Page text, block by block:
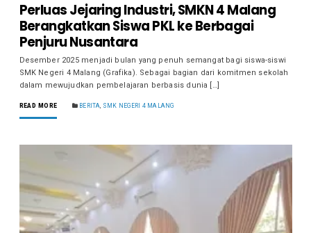
Perluas Jejaring Industri, SMKN 4 Malang
Berangkatkan Siswa PKL ke Berbagai
Penjuru Nusantara
Desember 2025 menjadi bulan yang penuh semangat bagi siswa-siswi
SMK Negeri 4 Malang (Grafika). Sebagai bagian dari komitmen sekolah
dalam mewujudkan pembelajaran berbasis dunia […]
READ MORE BERITA SMK NEGERI 4 MALANG